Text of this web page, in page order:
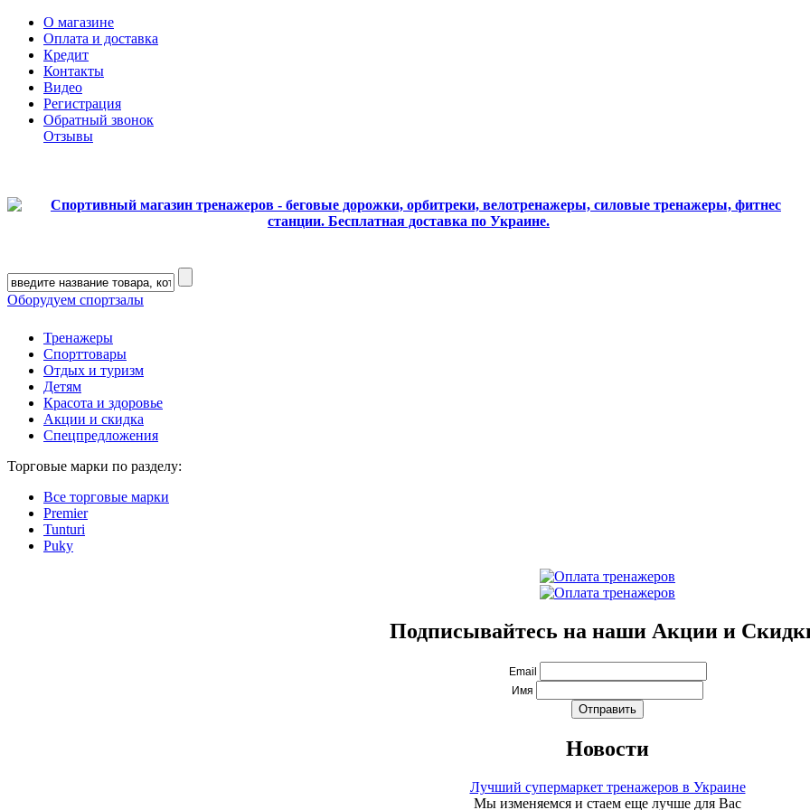
О магазине
Оплата и доставка
Кредит
Контакты
Видео
Регистрация
Обратный звонок
Отзывы
Оборудуем спортзалы
Тренажеры
Спорттовары
Отдых и туризм
Детям
Красота и здоровье
Акции и скидка
Спецпредложения
Торговые марки по разделу:
Все торговые марки
Premier
Tunturi
Puky
Подписывайтесь на наши Акции и
Email
Имя
Новости
Лучший супермаркет тренажеров в Украине
Мы изменяемся и стаем еще лучше для Вас